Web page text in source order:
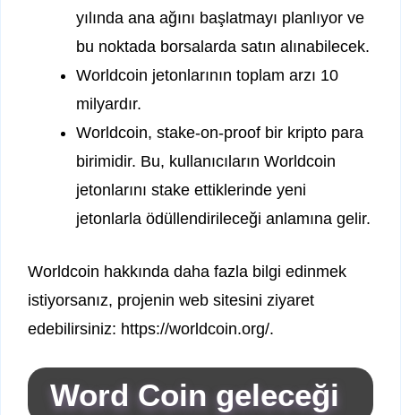
yılında ana ağını başlatmayı planlıyor ve
bu noktada borsalarda satın alınabilecek.
Worldcoin jetonlarının toplam arzı 10
milyardır.
Worldcoin, stake-on-proof bir kripto para
birimidir. Bu, kullanıcıların Worldcoin
jetonlarını stake ettiklerinde yeni
jetonlarla ödüllendirileceği anlamına gelir.
Worldcoin hakkında daha fazla bilgi edinmek
istiyorsanız, projenin web sitesini ziyaret
edebilirsiniz: https://worldcoin.org/.
Word Coin geleceği